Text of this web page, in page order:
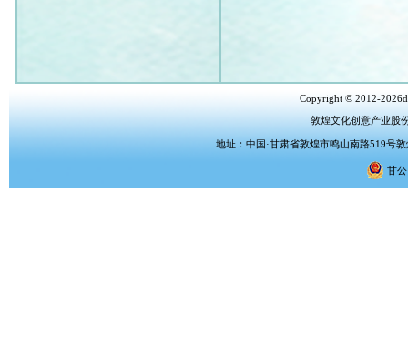
Copyright © 2012-
敦煌文化创意产业股
地址：中国·甘肃省敦煌市鸣山南路519
甘